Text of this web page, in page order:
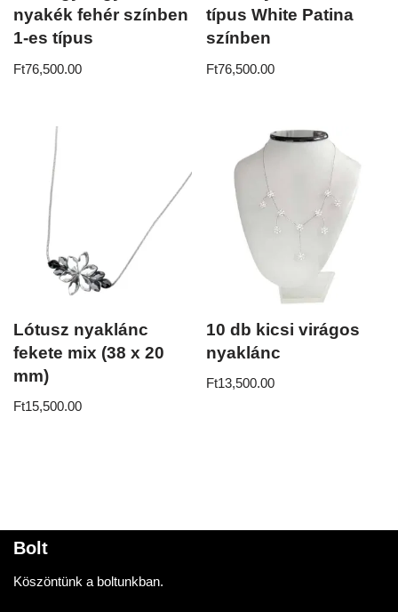
nyakék fehér színben
1-es típus
Ft76,500.00
típus White Patina
színben
Ft76,500.00
Lótusz nyaklánc
fekete mix (38 x 20
mm)
Ft15,500.00
10 db kicsi virágos
nyaklánc
Ft13,500.00
Bolt
Köszöntünk a boltunkban.